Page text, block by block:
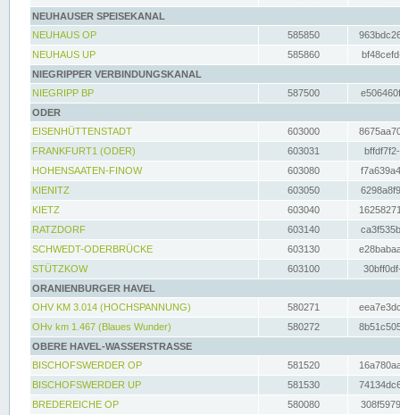
NEUHAUSER SPEISEKANAL
NEUHAUS OP
585850
NEUHAUS UP
585860
NIEGRIPPER VERBINDUNGSKANAL
NIEGRIPP BP
587500
ODER
EISENHÜTTENSTADT
603000
FRANKFURT1 (ODER)
603031
HOHENSAATEN-FINOW
603080
KIENITZ
603050
KIETZ
603040
RATZDORF
603140
SCHWEDT-ODERBRÜCKE
603130
STÜTZKOW
603100
ORANIENBURGER HAVEL
OHV KM 3.014 (HOCHSPANNUNG)
580271
OHv km 1.467 (Blaues Wunder)
580272
OBERE HAVEL-WASSERSTRASSE
BISCHOFSWERDER OP
581520
BISCHOFSWERDER UP
581530
BREDEREICHE OP
580080